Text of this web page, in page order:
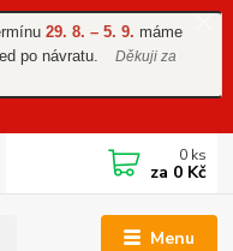
29. 8. – 5. 9. máme
po návratu.
Děkuji za
Menu
0 ks
za 0 Kč